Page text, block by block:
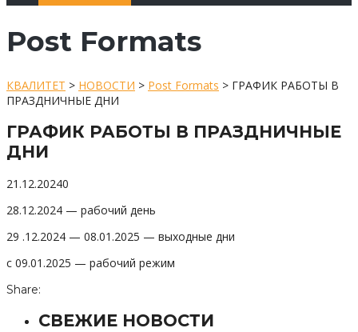
Post Formats
КВАЛИТЕТ > НОВОСТИ > Post Formats > ГРАФИК РАБОТЫ В
ПРАЗДНИЧНЫЕ ДНИ
ГРАФИК РАБОТЫ В ПРАЗДНИЧНЫЕ
ДНИ
21.12.20240
28.12.2024 — рабочий день
29 .12.2024 — 08.01.2025 — выходные дни
с 09.01.2025 — рабочий режим
Share:
СВЕЖИЕ НОВОСТИ